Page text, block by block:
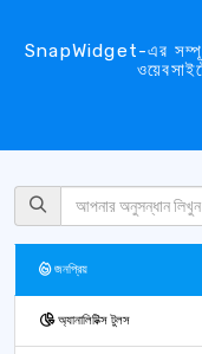
SnapWidget-এর সম্পূর্ণ
জনপ্রিয়
অ্যানালিটিক্স টুলস